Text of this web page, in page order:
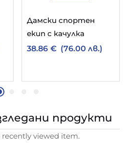
Дамски спортен
екип с качулка
38.86 € (76.00 лв.)
продукти
recently viewed item.